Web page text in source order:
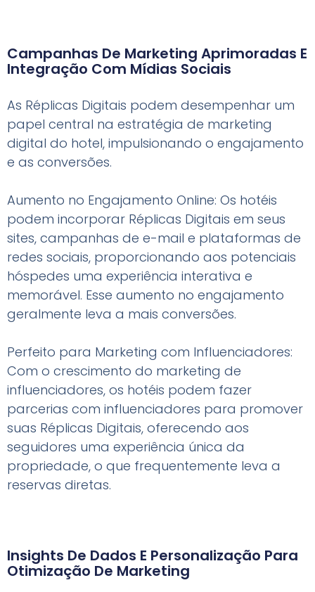
Campanhas De Marketing Aprimoradas E
Integração Com Mídias Sociais
As Réplicas Digitais podem desempenhar um
papel central na estratégia de marketing
digital do hotel, impulsionando o engajamento
e as conversões.
Aumento no Engajamento Online: Os hotéis
podem incorporar Réplicas Digitais em seus
sites, campanhas de e-mail e plataformas de
redes sociais, proporcionando aos potenciais
hóspedes uma experiência interativa e
memorável. Esse aumento no engajamento
geralmente leva a mais conversões.
Perfeito para Marketing com Influenciadores:
Com o crescimento do marketing de
influenciadores, os hotéis podem fazer
parcerias com influenciadores para promover
suas Réplicas Digitais, oferecendo aos
seguidores uma experiência única da
propriedade, o que frequentemente leva a
reservas diretas.
Insights De Dados E Personalização Para
Otimização De Marketing